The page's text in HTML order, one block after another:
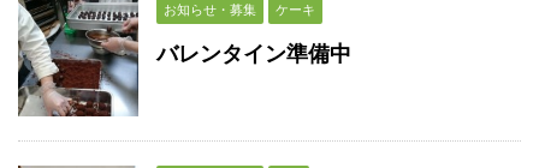
お知らせ・募集 ケーキ
バレンタイン準備中